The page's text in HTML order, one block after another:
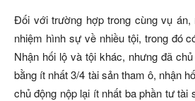
Đối với trường hợp trong cùng vụ
nhiệm hình sự về nhiều tội, trong đó
Nhận hối lộ và tội khác, nhưng đã
bằng ít nhất 3/4 tài sản tham ô, nhận
chủ động nộp lại ít nhất ba phần tư tài